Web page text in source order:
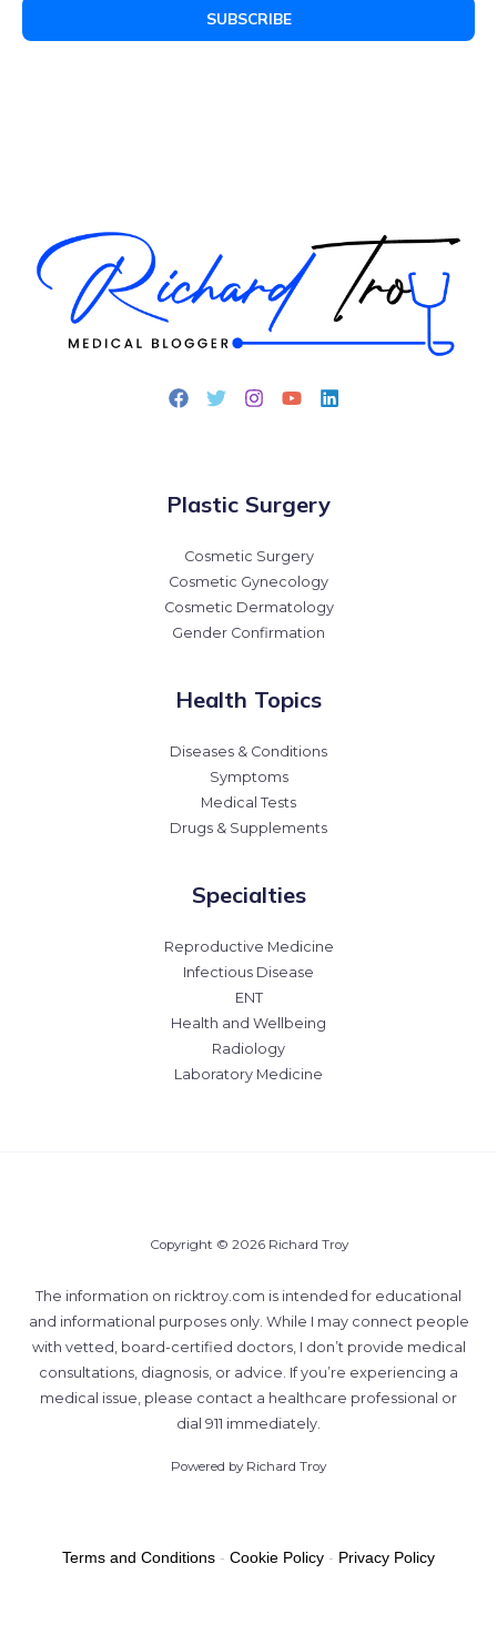
SUBSCRIBE
Plastic Surgery
Cosmetic Surgery
Cosmetic Gynecology
Cosmetic Dermatology
Gender Confirmation
Health Topics
Diseases & Conditions
Symptoms
Medical Tests
Drugs & Supplements
Specialties
Reproductive Medicine
Infectious Disease
ENT
Health and Wellbeing
Radiology
Laboratory Medicine
Copyright © 2026 Richard Troy
The information on ricktroy.com is intended for educational
and informational purposes only. While I may connect people
with vetted, board-certified doctors, I don’t provide medical
consultations, diagnosis, or advice. If you’re experiencing a
medical issue, please contact a healthcare professional or
dial 911 immediately.
Powered by Richard Troy
Terms and Conditions - Cookie Policy - Privacy Policy